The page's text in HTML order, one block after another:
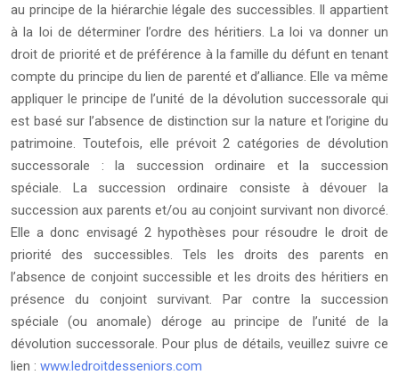
au principe de la hiérarchie légale des successibles. Il appartient
à la loi de déterminer l’ordre des héritiers. La loi va donner un
droit de priorité et de préférence à la famille du défunt en tenant
compte du principe du lien de parenté et d’alliance. Elle va même
appliquer le principe de l’unité de la dévolution successorale qui
est basé sur l’absence de distinction sur la nature et l’origine du
patrimoine. Toutefois, elle prévoit 2 catégories de dévolution
successorale : la succession ordinaire et la succession
spéciale. La succession ordinaire consiste à dévouer la
succession aux parents et/ou au conjoint survivant non divorcé.
Elle a donc envisagé 2 hypothèses pour résoudre le droit de
priorité des successibles. Tels les droits des parents en
l’absence de conjoint successible et les droits des héritiers en
présence du conjoint survivant. Par contre la succession
spéciale (ou anomale) déroge au principe de l’unité de la
dévolution successorale. Pour plus de détails, veuillez suivre ce
lien : www.ledroitdesseniors.com